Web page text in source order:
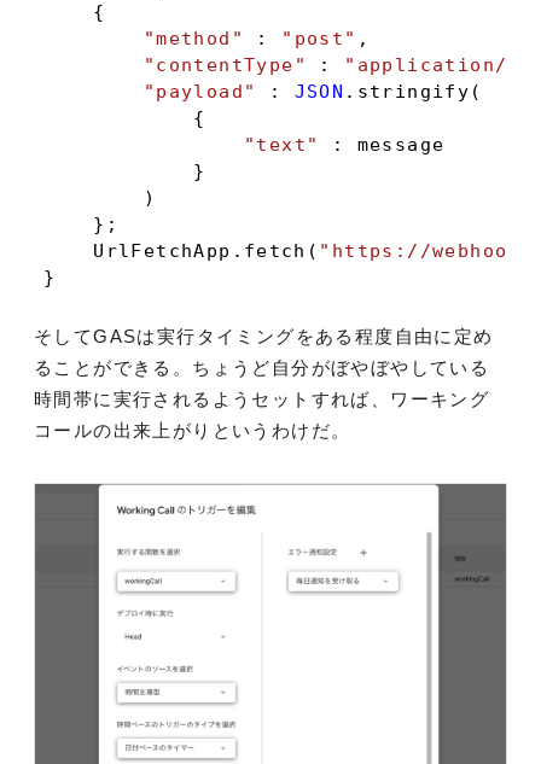
    {
"method"
: "post" ,
"contentType"
:
"application/
"payload"
: JSON .stringify(
            {
"text"
: message
            }
        )
    };
    UrlFetchApp.fetch(
"https://webhookの
}
そしてGASは実行タイミングをある程度自由に定め
ることができる。ちょうど自分がぼやぼやしている
時間帯に実行されるようセットすれば、ワーキング
コールの出来上がりというわけだ。